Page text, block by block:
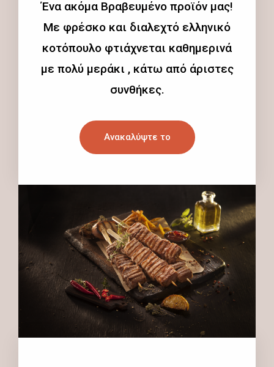
Ένα ακόμα Βραβευμένο προϊόν μας!
Με φρέσκο και διαλεχτό ελληνικό
κοτόπουλο φτιάχνεται καθημερινά
με πολύ μεράκι , κάτω από άριστες
συνθήκες.
Ανακαλύψτε το